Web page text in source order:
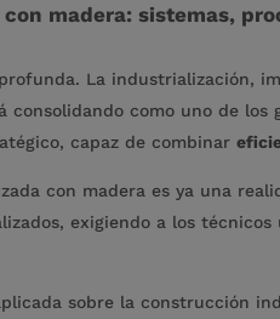
madera: sistemas,
La industrialización,
como uno de
capaz de combinar
con madera es ya una
exigiendo a los técnicos
sobre la construcción